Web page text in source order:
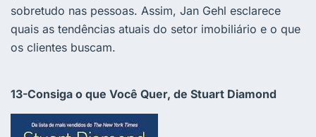
sobretudo nas pessoas. Assim, Jan Gehl esclarece
quais as tendências atuais do setor imobiliário e o que
os clientes buscam.
13-Consiga o que Você Quer, de Stuart Diamond